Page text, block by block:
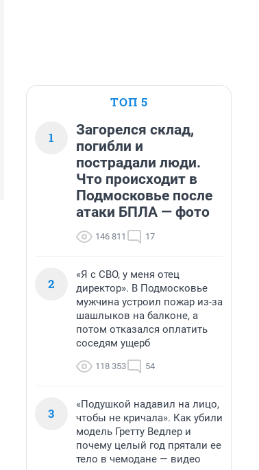
ТОП 5
1
Загорелся склад,
погибли и
пострадали люди.
Что происходит в
Подмосковье после
атаки БПЛА — фото
146 811 17
2
«Я с СВО, у меня отец
директор». В Подмосковье
мужчина устроил пожар из-за
шашлыков на балконе, а
потом отказался оплатить
соседям ущерб
118 353 54
3
«Подушкой надавил на лицо,
чтобы не кричала». Как убили
модель Гретту Ведлер и
почему целый год прятали ее
тело в чемодане — видео